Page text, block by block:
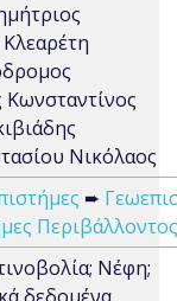
Κωνσταντίνος
Νικόλαος
➨
Περιβάλλοντος
Νέφη;